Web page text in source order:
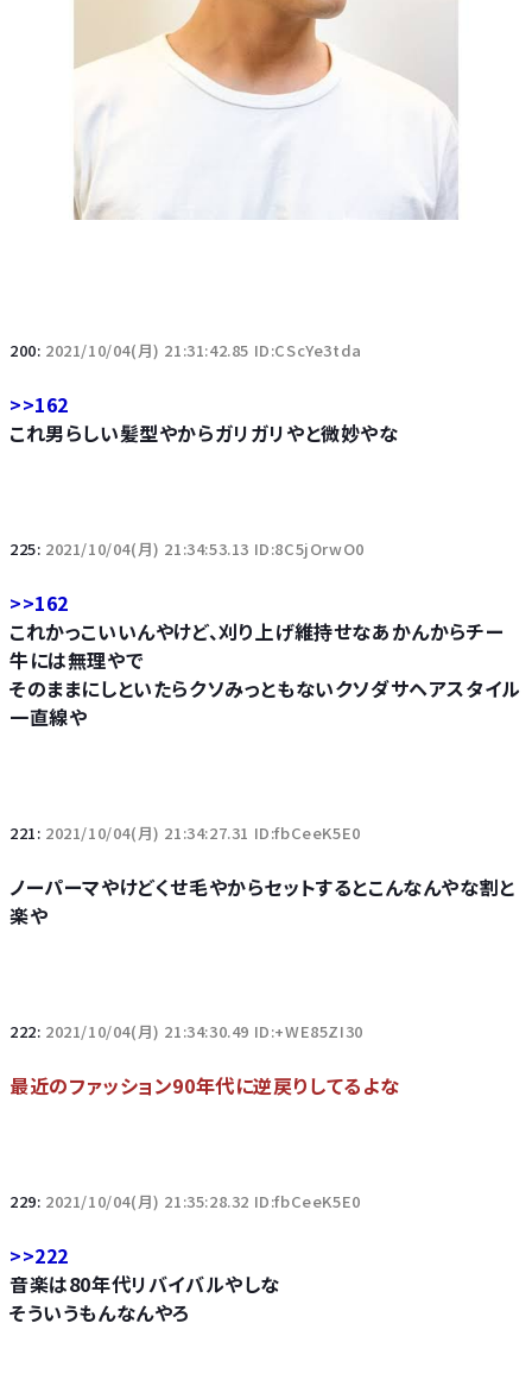
200: 2021/10/04(月) 21:31:42.85 ID:CScYe3tda
>>162
これ男らしい髪型やからガリガリやと微妙やな
225: 2021/10/04(月) 21:34:53.13 ID:8C5jOrwO0
>>162
これかっこいいんやけど、刈り上げ維持せなあかんからチー
牛には無理やで
そのままにしといたらクソみっともないクソダサヘアスタイル
一直線や
221: 2021/10/04(月) 21:34:27.31 ID:fbCeeK5E0
ノーパーマやけどくせ毛やからセットするとこんなんやな割と
楽や
222: 2021/10/04(月) 21:34:30.49 ID:+WE85ZI30
最近のファッション90年代に逆戻りしてるよな
229: 2021/10/04(月) 21:35:28.32 ID:fbCeeK5E0
>>222
音楽は80年代リバイバルやしな
そういうもんなんやろ